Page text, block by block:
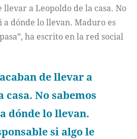
llevar a Leopoldo de la casa. No
a dónde lo llevan. Maduro es
ha escrito en la red social
de llevar a
casa. No sabemos
dónde lo llevan.
si algo le